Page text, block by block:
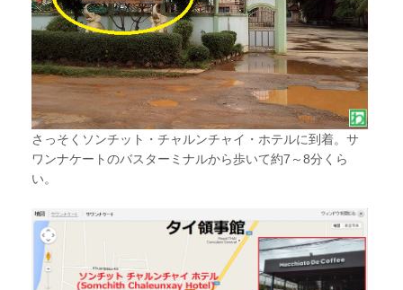
さっそくソンチット・チャルンチャイ・ホテルに到着。サ
ワンナケートのバスターミナルから歩いて約7～8分くら
い。